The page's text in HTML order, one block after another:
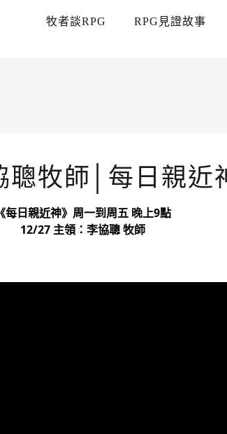
牧者談RPG RPG見證故事
牧師│每日親近
《每日親近神》周一到周五 晚上9點
12/27 主領：李協聰 牧師